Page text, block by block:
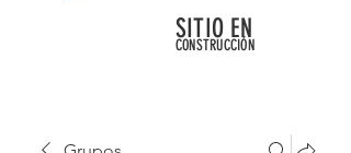
SITIO EN
CONSTRUCCIÓN